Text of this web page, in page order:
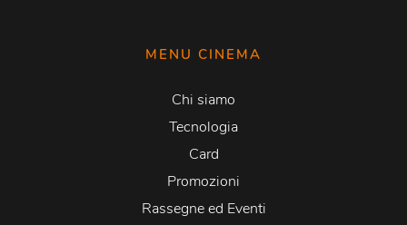
MENU CINEMA
Chi siamo
Tecnologia
Card
Promozioni
Rassegne ed Eventi